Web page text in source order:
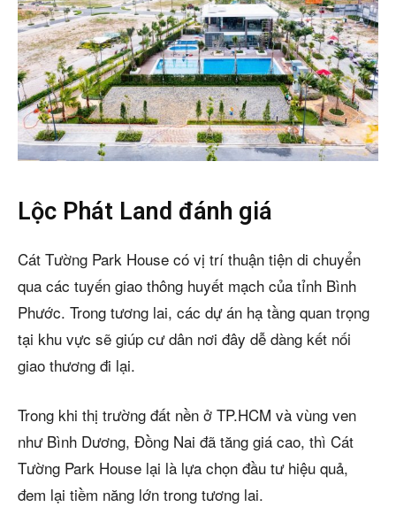
Lộc Phát Land đánh giá
Cát Tường Park House có vị trí thuận tiện di chuyển
qua các tuyến giao thông huyết mạch của tỉnh Bình
Phước. Trong tương lai, các dự án hạ tầng quan trọng
tại khu vực sẽ giúp cư dân nơi đây dễ dàng kết nối
giao thương đi lại.
Trong khi thị trường đất nền ở TP.HCM và vùng ven
như Bình Dương, Đồng Nai đã tăng giá cao, thì Cát
Tường Park House lại là lựa chọn đầu tư hiệu quả,
đem lại tiềm năng lớn trong tương lai.